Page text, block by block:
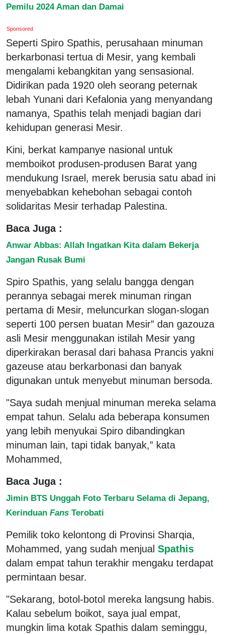
Pemilu 2024 Aman dan Damai
Sponsored
Seperti Spiro Spathis, perusahaan minuman
berkarbonasi tertua di Mesir, yang kembali
mengalami kebangkitan yang sensasional.
Didirikan pada 1920 oleh seorang peternak
lebah Yunani dari Kefalonia yang menyandang
namanya, Spathis telah menjadi bagian dari
kehidupan generasi Mesir.
Kini, berkat kampanye nasional untuk
memboikot produsen-produsen Barat yang
mendukung Israel, merek berusia satu abad ini
menyebabkan kehebohan sebagai contoh
solidaritas Mesir terhadap Palestina.
Baca Juga :
Anwar Abbas: Allah Ingatkan Kita dalam Bekerja
Jangan Rusak Bumi
Spiro Spathis, yang selalu bangga dengan
perannya sebagai merek minuman ringan
pertama di Mesir, meluncurkan slogan-slogan
seperti 100 persen buatan Mesir” dan gazouza
asli Mesir menggunakan istilah Mesir yang
diperkirakan berasal dari bahasa Prancis yakni
gazeuse atau berkarbonasi dan banyak
digunakan untuk menyebut minuman bersoda.
"Saya sudah menjual minuman mereka selama
empat tahun. Selalu ada beberapa konsumen
yang lebih menyukai Spiro dibandingkan
minuman lain, tapi tidak banyak,” kata
Mohammed,
Baca Juga :
Jimin BTS Unggah Foto Terbaru Selama di Jepang,
Kerinduan Fans Terobati
Pemilik toko kelontong di Provinsi Sharqia,
Mohammed, yang sudah menjual Spathis
dalam empat tahun terakhir mengaku terdapat
permintaan besar.
"Sekarang, botol-botol mereka langsung habis.
Kalau sebelum boikot, saya jual empat,
mungkin lima kotak Spathis dalam seminggu,